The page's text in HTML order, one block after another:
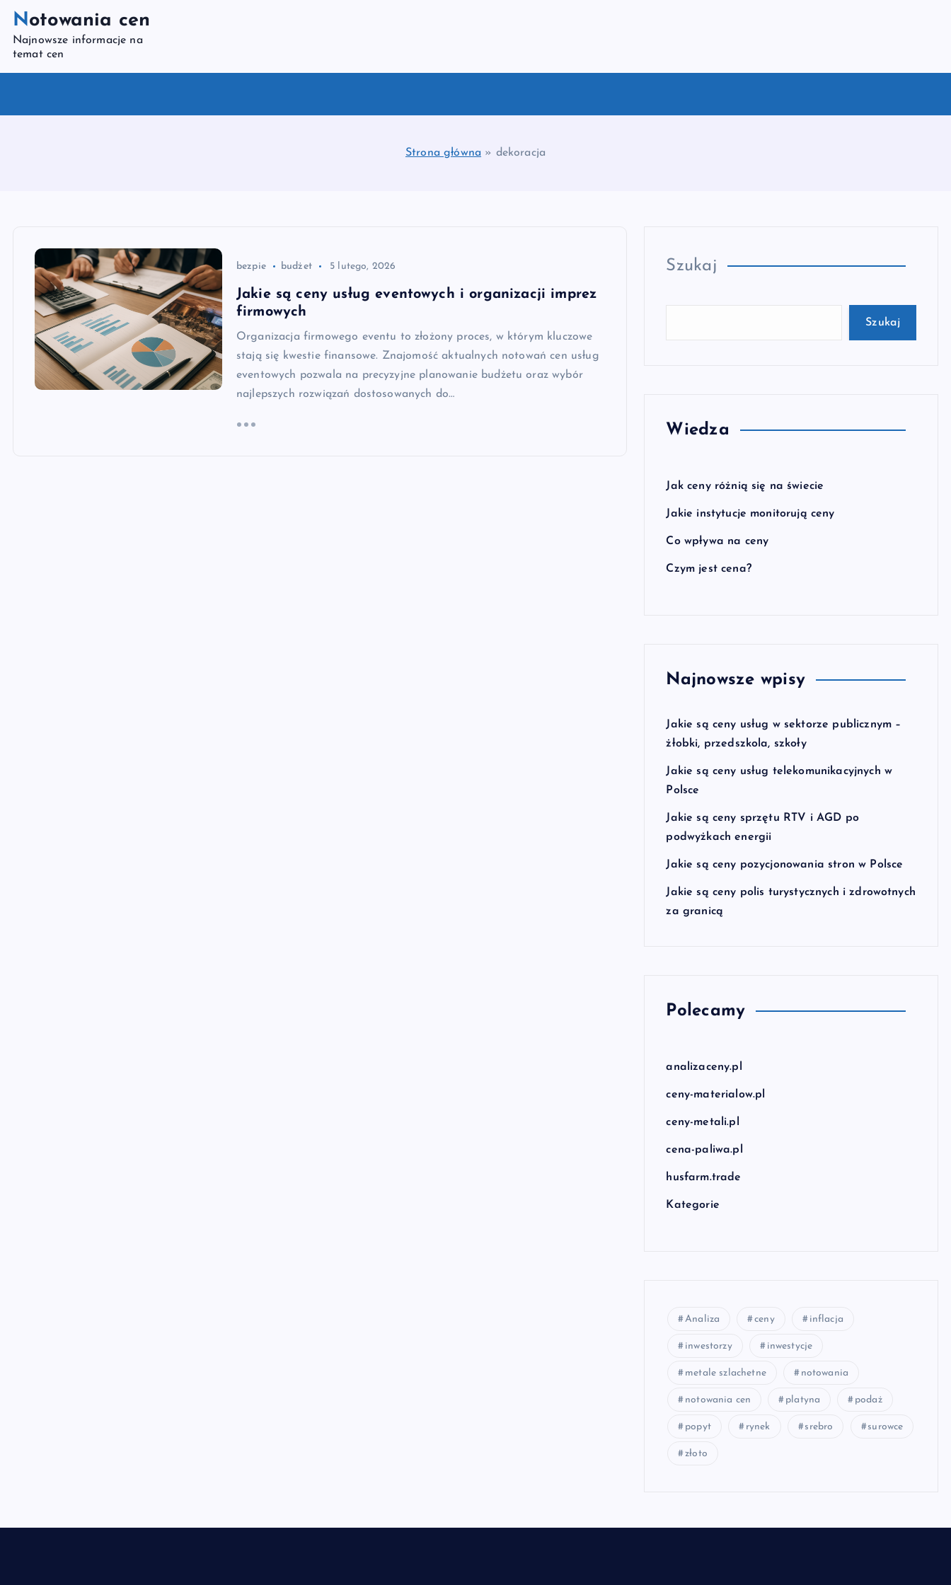
Notowania cen
Najnowsze informacje na
temat cen
Strona główna » dekoracja
bezpie budżet 5 lutego, 2026
Jakie są ceny usług eventowych i organizacji imprez
firmowych
Organizacja firmowego eventu to złożony proces, w którym kluczowe
stają się kwestie finansowe. Znajomość aktualnych notowań cen usług
eventowych pozwala na precyzyjne planowanie budżetu oraz wybór
najlepszych rozwiązań dostosowanych do…
Szukaj
Szukaj
Wiedza
Jak ceny różnią się na świecie
Jakie instytucje monitorują ceny
Co wpływa na ceny
Czym jest cena?
Najnowsze wpisy
Jakie są ceny usług w sektorze publicznym –
żłobki, przedszkola, szkoły
Jakie są ceny usług telekomunikacyjnych w
Polsce
Jakie są ceny sprzętu RTV i AGD po
podwyżkach energii
Jakie są ceny pozycjonowania stron w Polsce
Jakie są ceny polis turystycznych i zdrowotnych
za granicą
Polecamy
analizaceny.pl
ceny-materialow.pl
ceny-metali.pl
cena-paliwa.pl
husfarm.trade
Kategorie
Analiza ceny inflacja
inwestorzy inwestycje
metale szlachetne notowania
notowania cen platyna podaż
popyt rynek srebro surowce
złoto